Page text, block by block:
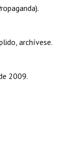
archívese.
2009.